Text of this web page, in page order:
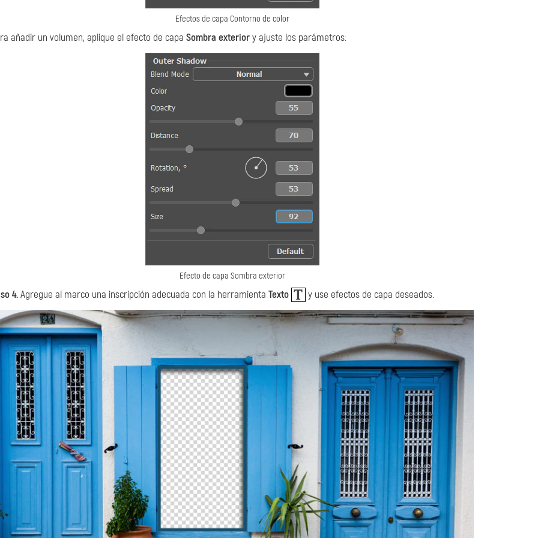
Efectos de capa Contorno de color
añadir un volumen, aplique el efecto de capa Sombra exteriory ajuste los parámetros:
Efecto de capa Sombra exterior
4.Agregue al marco una inscripción adecuada con la herramienta Texto y use efectos de capa deseados.